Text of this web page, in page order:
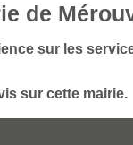
de
sur les
sur cette mairie.